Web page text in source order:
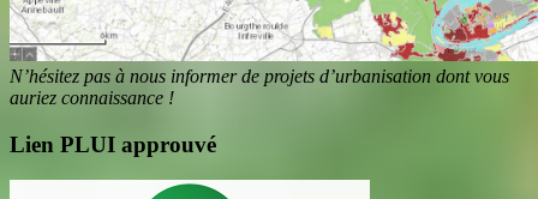
N’hésitez pas à nous informer de projets d’urbanisation dont vous
auriez connaissance !
Lien PLUI approuvé